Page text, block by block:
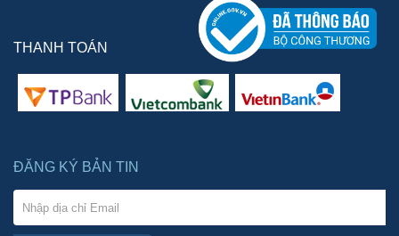
THANH TOÁN
ĐĂNG KÝ BẢN TIN